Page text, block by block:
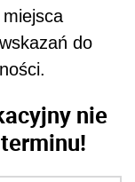
do
nie